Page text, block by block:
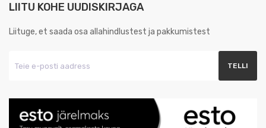
LIITU KOHE UUDISKIRJAGA
Liituge, et saada osa allahindlustest ja pakkumistest